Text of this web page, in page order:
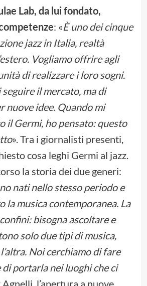
Lab, da lui fondato,
: «È uno dei cinque
jazz in Italia, realtà
Vogliamo offrire agli
di realizzare i loro sogni.
il mercato, ma di
nuove idee. Quando mi
il Germi, ho pensato: questo
». Tra i giornalisti presenti,
cosa leghi Germi al jazz.
la storia dei due generi:
nati nello stesso periodo e
la musica contemporanea. La
bisogna ascoltare e
solo due tipi di musica,
Noi cerchiamo di fare
di portarla nei luoghi che ci